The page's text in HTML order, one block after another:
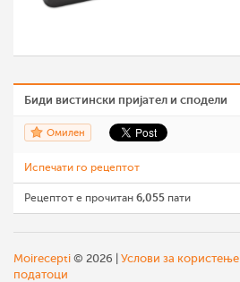
Биди вистински пријател и сподели
Омилен
Испечати го рецептот
Рецептот е прочитан 6,055 пати
Moirecepti © 2026 | Услови за користење
податоци